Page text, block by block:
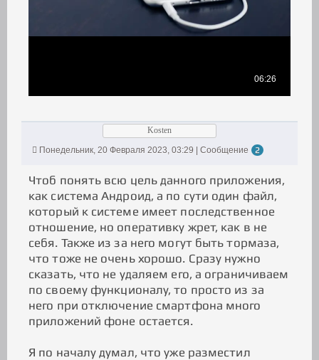
Kosten
Понедельник, 20 Февраля 2023, 03:29 | Сообщение
2
Чтоб понять всю цель данного приложения,
как система Андроид, а по сути один файл,
который к системе имеет последственное
отношение, но оперативку жрет, как в не
себя. Также из за него могут быть тормаза,
что тоже не очень хорошо. Сразу нужно
сказать, что не удаляем его, а ограничиваем
по своему функционалу, то просто из за
него при отключение смартфона много
приложений фоне остается.
Я по началу думал, что уже разместил